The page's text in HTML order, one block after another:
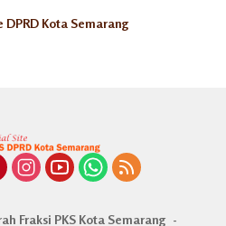
DPRD Kota Semarang
Fraksi PKS Kota Semarang